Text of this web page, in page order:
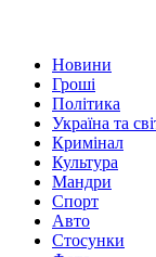
Новини
Гроші
Політика
Україна та
Кримінал
Культура
Мандри
Спорт
Авто
Стосунки